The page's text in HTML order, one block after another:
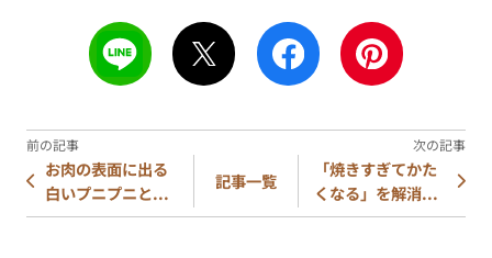
お肉の表面に出る
白いプニプニと...
記事一覧
「焼きすぎてかた
くなる」を解消...